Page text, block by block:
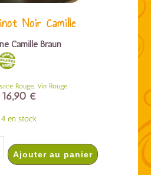
Noir Camille
Camille Braun
Rouge, Vin Rouge
16,90 €
4 en stock
Ajouter au panier